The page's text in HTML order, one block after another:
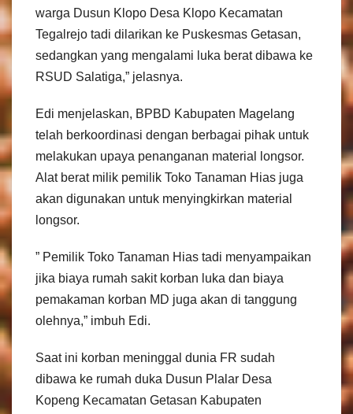
warga Dusun Klopo Desa Klopo Kecamatan
Tegalrejo tadi dilarikan ke Puskesmas Getasan,
sedangkan yang mengalami luka berat dibawa ke
RSUD Salatiga,” jelasnya.
Edi menjelaskan, BPBD Kabupaten Magelang
telah berkoordinasi dengan berbagai pihak untuk
melakukan upaya penanganan material longsor.
Alat berat milik pemilik Toko Tanaman Hias juga
akan digunakan untuk menyingkirkan material
longsor.
” Pemilik Toko Tanaman Hias tadi menyampaikan
jika biaya rumah sakit korban luka dan biaya
pemakaman korban MD juga akan di tanggung
olehnya,” imbuh Edi.
Saat ini korban meninggal dunia FR sudah
dibawa ke rumah duka Dusun Plalar Desa
Kopeng Kecamatan Getasan Kabupaten